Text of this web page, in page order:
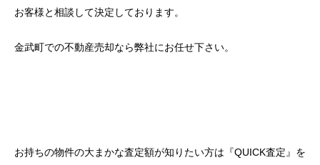
お客様と相談して決定しております。
金武町での不動産売却なら弊社にお任せ下さい。
お持ちの物件の大まかな査定額が知りたい方は『QUICK査定』を